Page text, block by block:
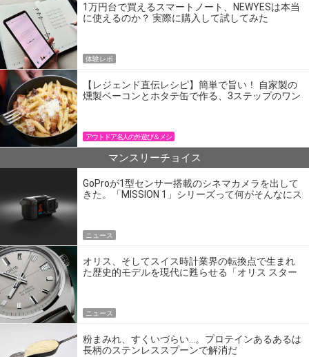
1万円台で買えるスマートノート、NEWYESは本当
に使えるのか？ 実際に購入して試してみた
体験レポ
【レジェンド直伝レシピ】簡単で旨い！ 自家製の
燻製ベーコンとホタテ缶で作る、3ステップのワン
アウトドア名人の外遊び＆メシ
マンスリーチョイス
GoProが1型センサー搭載のシネマカメラを出して
きた。「MISSION 1」シリーズって何がそんなにス
ニュース
オリス、そしてスイス時計業界の転換点で生まれ
た歴史的モデルを現代に甦らせる「オリス スター
ニュース
粉まみれ、すくいづらい…。プロテインあるあるは
長柄のステンレススプーンで解消だ